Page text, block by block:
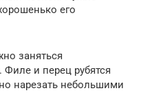
его
заняться
и перец рубятся
нарезать небольшими